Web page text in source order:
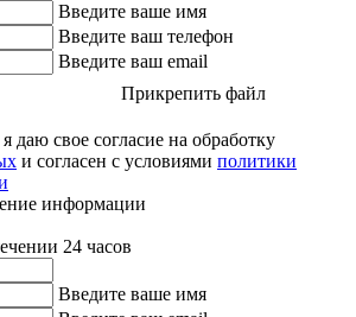
Введите ваше имя
Введите ваш телефон
Введите ваш email
Прикрепить файл
даю свое согласие на обработку
и согласен с условиями политики
информации
24 часов
Введите ваше имя